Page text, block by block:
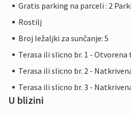
Gratis parking na parceli : 2
Rostilj
Broj ležaljki za sunčanje: 5
Terasa ili slicno br. 1 - Otvorena
Terasa ili slicno br. 2 -
Terasa ili slicno br. 3 -
U blizini